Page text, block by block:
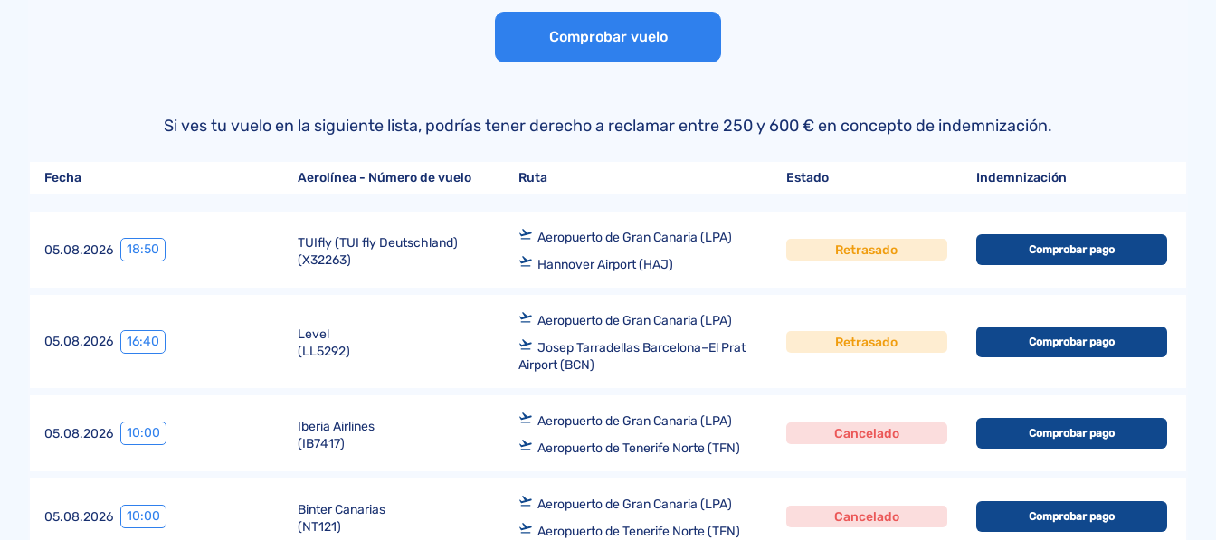
Reclamaciones a Aerolíneas Argentinas
Reclamaciones a United Airlines
Quejas a American Airlines
Quejas a TAP Air Portugal
Convenio de Montreal
Convenio de Varsovia
Opiniones sobre Air Europa
Opiniones sobre KLM
Comprobar vuelo
Si ves tu vuelo en la siguiente lista, podrías tener derecho a reclamar entre 250 y 600 € en concepto de indemnización.
Fecha Aerolínea - Número de vuelo Ruta Estado Indemnización
05.08.2026 18:50
TUIfly (TUI fly Deutschland)
(X32263)
Aeropuerto de Gran Canaria (LPA)
Hannover Airport (HAJ)
Retrasado Comprobar pago
05.08.2026 16:40
Level
(LL5292)
Aeropuerto de Gran Canaria (LPA)
Josep Tarradellas Barcelona–El Prat
Airport (BCN)
Retrasado Comprobar pago
05.08.2026 10:00
Iberia Airlines
(IB7417)
Aeropuerto de Gran Canaria (LPA)
Aeropuerto de Tenerife Norte (TFN)
Cancelado Comprobar pago
05.08.2026 10:00
Binter Canarias
(NT121)
Aeropuerto de Gran Canaria (LPA)
Aeropuerto de Tenerife Norte (TFN)
Cancelado Comprobar pago